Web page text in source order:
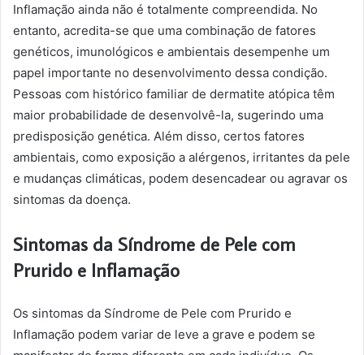
Inflamação ainda não é totalmente compreendida. No
entanto, acredita-se que uma combinação de fatores
genéticos, imunológicos e ambientais desempenhe um
papel importante no desenvolvimento dessa condição.
Pessoas com histórico familiar de dermatite atópica têm
maior probabilidade de desenvolvê-la, sugerindo uma
predisposição genética. Além disso, certos fatores
ambientais, como exposição a alérgenos, irritantes da pele
e mudanças climáticas, podem desencadear ou agravar os
sintomas da doença.
Sintomas da Síndrome de Pele com
Prurido e Inflamação
Os sintomas da Síndrome de Pele com Prurido e
Inflamação podem variar de leve a grave e podem se